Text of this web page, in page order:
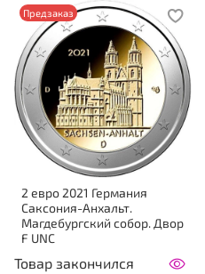
Предзаказ
2 евро 2021 Германия
Саксония-Анхальт.
Магдебургский собор. Двор
F UNC
Товар закончился